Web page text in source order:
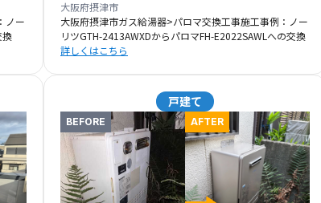
ノー
換
大阪府摂津市
大阪府摂津市ガス給湯器>パロマ交換工事施工事例：ノー
リツGTH-2413AWXDからパロマFH-E2022SAWLへの交換
詳しくはこちら
戸建て
BEFORE AFTER